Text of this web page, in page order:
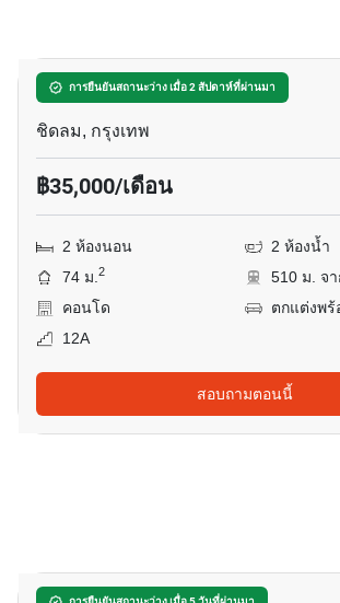
การยืนยันสถานะว่าง เมื่อ 2 สัปดาห์ที่ผ่านมา
ดิ แอดเดรส ชิดลม
ชิดลม, กรุงเทพ
฿35,000/เดือน
2 ห้องนอน
2 ห้องน้ำ
74 ม.2
510 ม. จ
คอนโด
ตกแต่งพร้
12A
สอบถามตอนนี้